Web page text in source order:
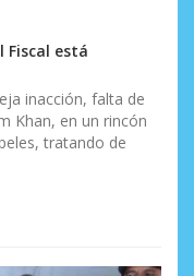
Fiscal está
inacción, falta de
Khan, en un rincón
tratando de